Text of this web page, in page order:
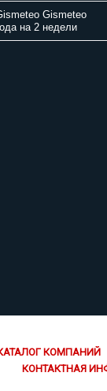
Gismeteo
на 2 недели
КОМПАНИЙ
КОНТАКТНАЯ